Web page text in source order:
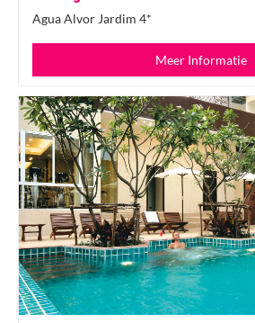
Agua Alvor Jardim 4*
Meer Informatie